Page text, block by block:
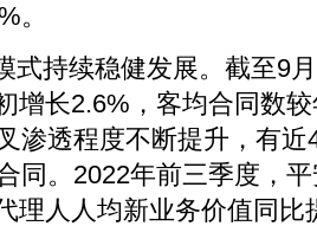
。
式持续稳健发展。截至9
增长2.6%，客均合同数
渗透程度不断提升，有
同。2022年前三季度，
理人人均新业务价值同